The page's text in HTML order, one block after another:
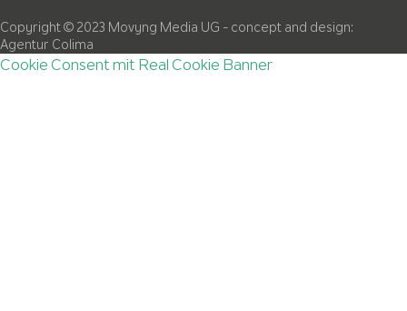
Copyright © 2023 Movyng Media UG - concept and design:
Agentur Colima
Cookie Consent mit Real Cookie Banner